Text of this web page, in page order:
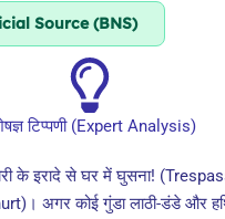
Source (BNS)
टिप्पणी (Expert Analysis)
के इरादे से घर में घुसना!
अगर कोई गुंडा लाठी-डंडे और